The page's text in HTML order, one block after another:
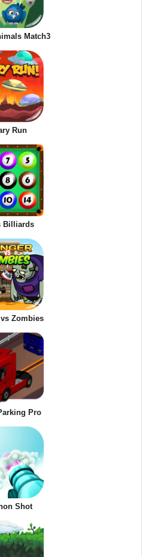
Match3
Run
Billiards
Zombies
Pro
Shot